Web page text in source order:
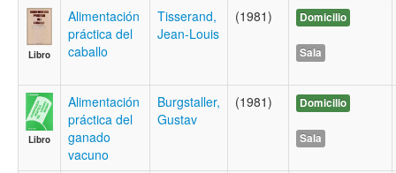
Contacto
Iniciar sesión
Libro
Alimentación
práctica del
caballo
Tisserand,
Jean-Louis
(1981) Domicilio
Sala
Libro
Alimentación
práctica del
ganado
vacuno
Burgstaller,
Gustav
(1981) Domicilio
Sala